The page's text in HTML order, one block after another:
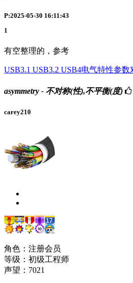
P:2025-05-30 16:11:43
1
有空整理的，参考
USB3.1 USB3.2 USB4电气特性参数
asymmetry - 不对称(性),不平衡(度)
carey210
角色：注册会员
等级：初级工程师
声望： 7021